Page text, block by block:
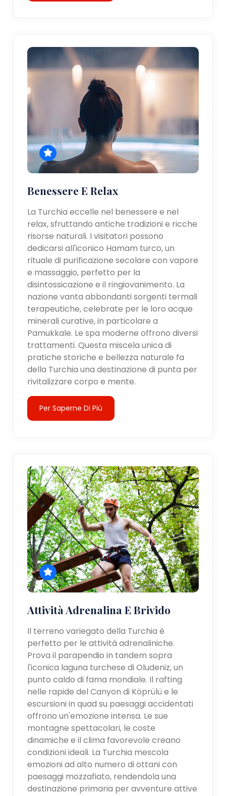
Benessere E Relax
La Turchia eccelle nel benessere e nel
relax, sfruttando antiche tradizioni e ricche
risorse naturali. I visitatori possono
dedicarsi all'iconico Hamam turco, un
rituale di purificazione secolare con vapore
e massaggio, perfetto per la
disintossicazione e il ringiovanimento. La
nazione vanta abbondanti sorgenti termali
terapeutiche, celebrate per le loro acque
minerali curative, in particolare a
Pamukkale. Le spa moderne offrono diversi
trattamenti. Questa miscela unica di
pratiche storiche e bellezza naturale fa
della Turchia una destinazione di punta per
rivitalizzare corpo e mente.
Per Saperne Di Più
Attività Adrenalina E Brivido
Il terreno variegato della Turchia è
perfetto per le attività adrenaliniche.
Prova il parapendio in tandem sopra
l'iconica laguna turchese di Oludeniz, un
punto caldo di fama mondiale. Il rafting
nelle rapide del Canyon di Köprülü e le
escursioni in quad su paesaggi accidentati
offrono un'emozione intensa. Le sue
montagne spettacolari, le coste
dinamiche e il clima favorevole creano
condizioni ideali. La Turchia mescola
emozioni ad alto numero di ottani con
paesaggi mozzafiato, rendendola una
destinazione primaria per avventure attive